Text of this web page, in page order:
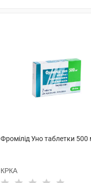
Фромілід Уно таблетки 500
КРКА